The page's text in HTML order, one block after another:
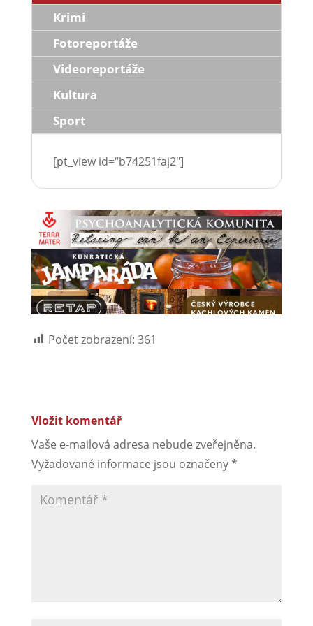
Krimi
Fotoreportáže
Videoreportáže
Kultura
Sport
[pt_view id=“b74251faj2″]
Počet zobrazení: 361
Vložit komentář
Vaše e-mailová adresa nebude zveřejněna.
Vyžadované informace jsou označeny*